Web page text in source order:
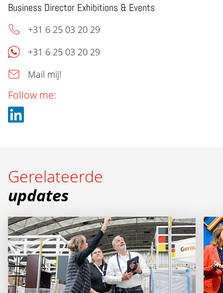
Business Director Exhibitions & Events
+31 6 25 03 20 29
+31 6 25 03 20 29
Mail mij!
Follow me:
Gerelateerde
updates